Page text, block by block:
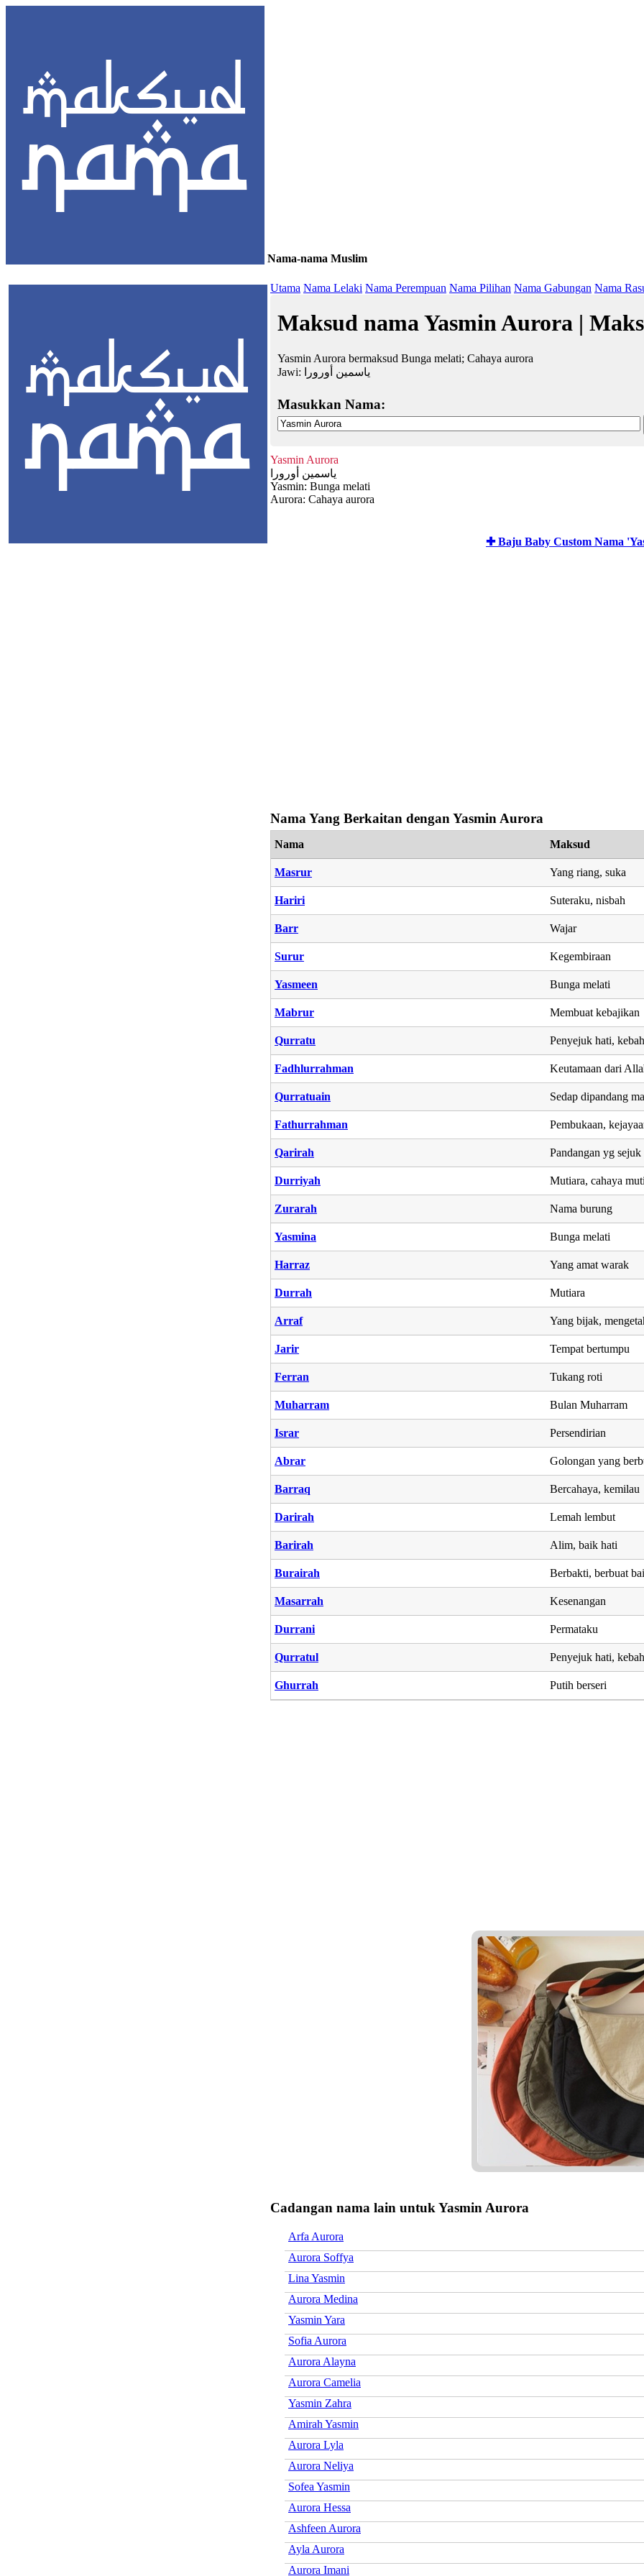
Nama-nama Muslim
Utama Nama Lelaki Nama Perempuan Nama Pilihan Nama Gabungan Nama
Maksud nama Yasmin Aurora |
Yasmin Aurora bermaksud Bunga melati; Cahaya aurora
Jawi:
ياسمين أورورا
Masukkan Nama:
Yasmin Aurora
ياسمين أورورا
Yasmin: Bunga melati
Aurora: Cahaya aurora
✚ Baju Baby Custom Nama
Nama Yang Berkaitan dengan Yasmin Aurora
Nama Maksud
Masrur Yang riang, suka
Hariri Suteraku, nisbah
Barr Wajar
Surur Kegembiraan
Yasmeen Bunga melati
Mabrur Membuat kebajikan
Qurratu Penyejuk hati,
Fadhlurrahman Keutamaan dari
Qurratuain Sedap dipandang
Fathurrahman Pembukaan,
Qarirah Pandangan yg sejuk
Durriyah Mutiara, cahaya
Zurarah Nama burung
Yasmina Bunga melati
Harraz Yang amat warak
Durrah Mutiara
Arraf Yang bijak,
Jarir Tempat bertumpu
Ferran Tukang roti
Muharram Bulan Muharram
Israr Persendirian
Abrar Golongan yang
Barraq Bercahaya, kemilau
Darirah Lemah lembut
Barirah Alim, baik hati
Burairah Berbakti, berbuat
Masarrah Kesenangan
Durrani Permataku
Qurratul Penyejuk hati,
Ghurrah Putih berseri
Cadangan nama lain untuk Yasmin Aurora
Arfa Aurora
Aurora Soffya
Lina Yasmin
Aurora Medina
Yasmin Yara
Sofia Aurora
Aurora Alayna
Aurora Camelia
Yasmin Zahra
Amirah Yasmin
Aurora Lyla
Aurora Neliya
Sofea Yasmin
Aurora Hessa
Ashfeen Aurora
Ayla Aurora
Aurora Imani